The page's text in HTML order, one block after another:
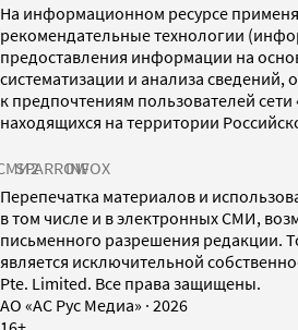
На информационном ресурсе
рекомендательные технологии
предоставления информации на
систематизации и анализа сведений,
к предпочтениям пользователей сети
находящихся на территории
SPARROWINFOX
Перепечатка материалов и
в том числе и в электронных СМИ,
письменного разрешения редакции.
является исключительной
Pte. Limited. Все права защищены.
AO «АС Рус Медиа» · 2026